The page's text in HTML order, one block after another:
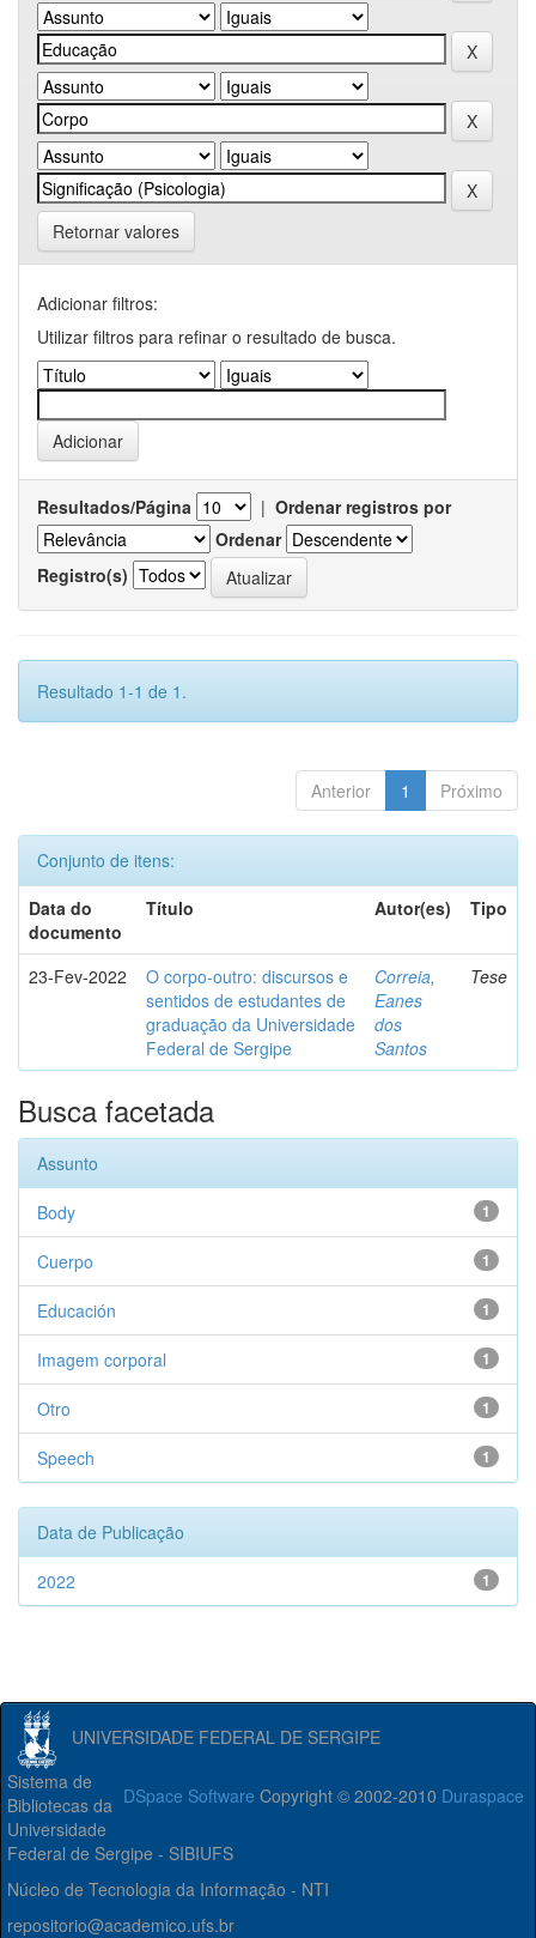
Retornar valores
Adicionar filtros:
Utilizar filtros para refinar o resultado de busca.
Resultados/Página | Ordenar registros por
Ordenar
Registro(s)
Resultado 1-1 de 1.
Anterior 1 Próximo
Conjunto de itens:
Data do
documento
Título Autor(es) Tipo
23-Fev-2022
O corpo-outro: discursos e
sentidos de estudantes de
graduação da Universidade
Federal de Sergipe
Correia,
Eanes
dos
Santos
Tese
Busca facetada
Assunto
1
Body
1
Cuerpo
1
Educación
1
Imagem corporal
1
Otro
1
Speech
Data de Publicação
1
2022
UNIVERSIDADE FEDERAL DE SERGIPE
DSpace Software Copyright © 2002-2010 Duraspace
Sistema de
Bibliotecas da
Universidade
Federal de Sergipe - SIBIUFS
Núcleo de Tecnologia da Informação - NTI
repositorio@academico.ufs.br